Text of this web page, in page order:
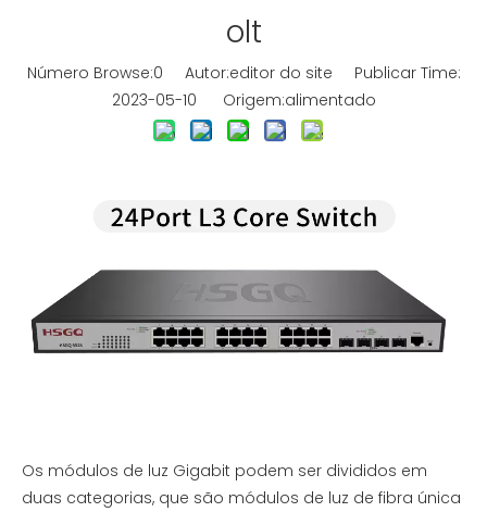
olt
Número Browse:0 Autor:editor do site Publicar Time:
2023-05-10 Origem:alimentado
Os módulos de luz Gigabit podem ser divididos em
duas categorias, que são módulos de luz de fibra única